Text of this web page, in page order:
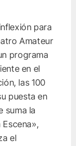
para
Amateur
programa
en el
las 100
puesta en
suma la
el